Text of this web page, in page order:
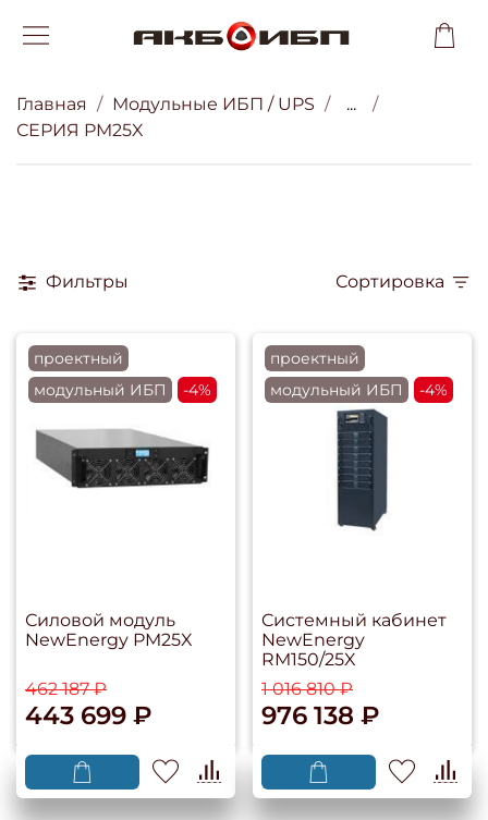
Главная Модульные ИБП / UPS
...
СЕРИЯ PM25X
Фильтры Сортировка
проектный
модульный ИБП
-4%
Силовой модуль
NewEnergy PM25X
462 187 ₽
443 699 ₽
проектный
модульный ИБП
-4%
Cистемный кабинет
NewEnergy
RM150/25X
1 016 810 ₽
976 138 ₽